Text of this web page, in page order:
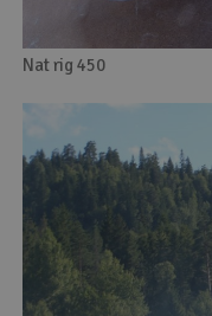
Nat rig 450